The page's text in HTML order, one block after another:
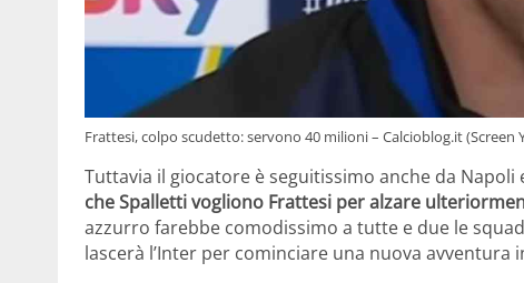
Frattesi, colpo scudetto: servono 40 milioni – Calcioblog.it (Screen
Tuttavia il giocatore è seguitissimo anche da
che Spalletti vogliono Frattesi per alzare
azzurro farebbe comodissimo a tutte e due le
lascerà l’Inter per cominciare una nuova avventura